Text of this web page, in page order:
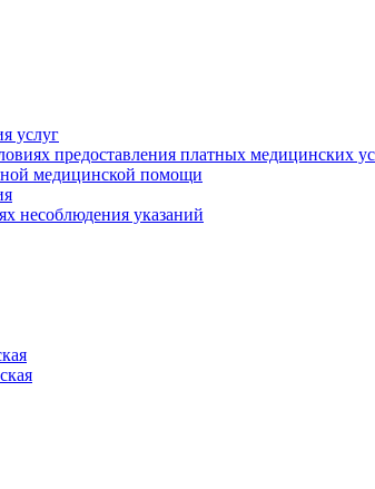
услуг
предоставления платных медицинских
медицинской помощи
несоблюдения указаний